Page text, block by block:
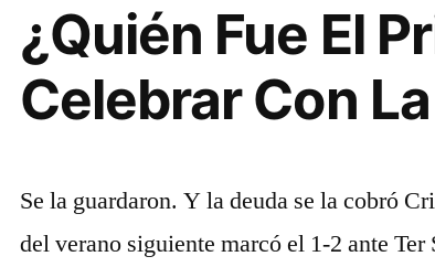
¿Quién Fue El
Celebrar Con
Se la guardaron. Y la deuda se la cobró
del verano siguiente marcó el 1-2 ante